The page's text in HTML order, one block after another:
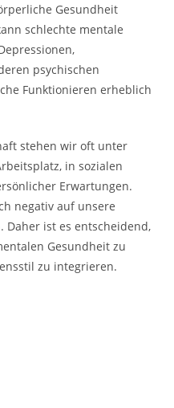
Gesundheit
schlechte mentale
psychischen
Funktionieren erheblich
stehen wir oft unter
in sozialen
Erwartungen.
negativ auf unsere
Daher ist es entscheidend,
Gesundheit zu
zu integrieren.